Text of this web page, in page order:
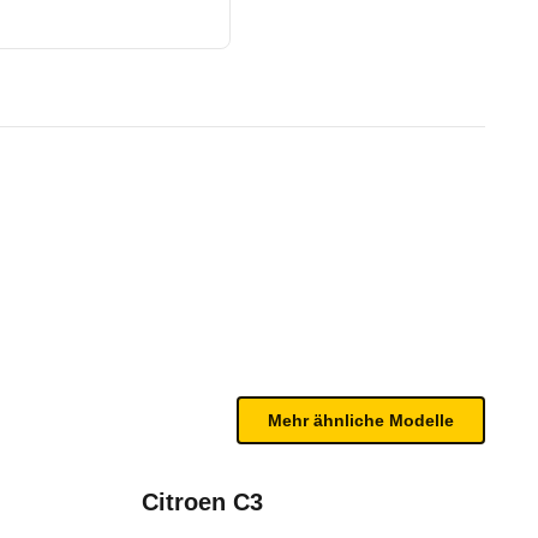
Fahrzeug.
sind, entnehmen Sie bitte dem Rückruf, da
Citroen C3
Mehr ähnliche Modelle